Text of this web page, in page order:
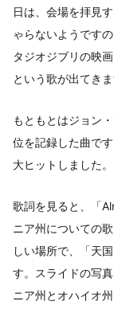
日は、会場を拝見
ゃらないようです
タジオジブリの映
という歌が出てきま
もともとはジョン
位を記録した曲で
大ヒットしました。
歌詞を見ると、「
ニア州についての
しい場所で、「天
す。スライドの写
ニア州とオハイオ